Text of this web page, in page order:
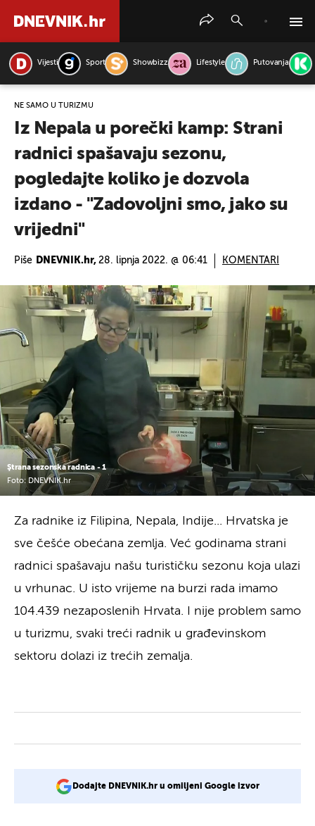
Vijesti Sport Showbizz Lifestyle Putovanja
NE SAMO U TURIZMU
Iz Nepala u porečki kamp: Strani
radnici spašavaju sezonu,
pogledajte koliko je dozvola
izdano - "Zadovoljni smo, jako su
vrijedni"
Piše DNEVNIK.hr, 28. lipnja 2022. @ 06:41 KOMENTARI
Ştrana sezonska radnica - 1
Foto: DNEVNIK.hr
Za radnike iz Filipina, Nepala, Indije... Hrvatska je
sve češće obećana zemlja. Već godinama strani
radnici spašavaju našu turističku sezonu koja ulazi
u vrhunac. U isto vrijeme na burzi rada imamo
104.439 nezaposlenih Hrvata. I nije problem samo
u turizmu, svaki treći radnik u građevinskom
sektoru dolazi iz trećih zemalja.
Dodajte DNEVNIK.hr u omiljeni Google izvor
PRETRAŽITE VIJESTI